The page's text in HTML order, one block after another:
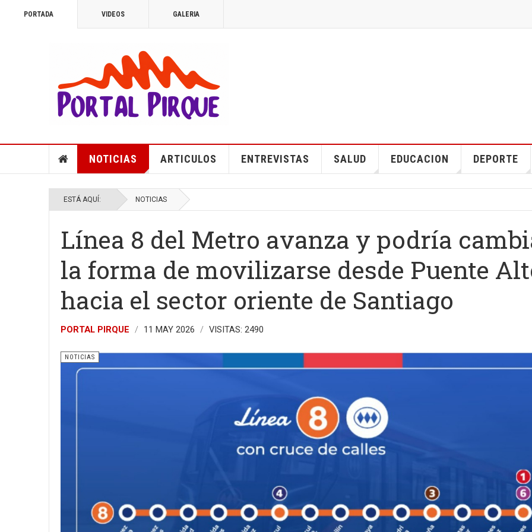
PORTADA VIDEOS GALERIA
NOTICIAS ARTICULOS ENTREVISTAS SALUD EDUCACION DEPORTE
ESTÁ AQUÍ: NOTICIAS
Línea 8 del Metro avanza y podría
la forma de movilizarse desde Puente
hacia el sector oriente de Santiago
PORTAL PIRQUE 11 MAY 2026 VISITAS: 2490
NOTICIAS